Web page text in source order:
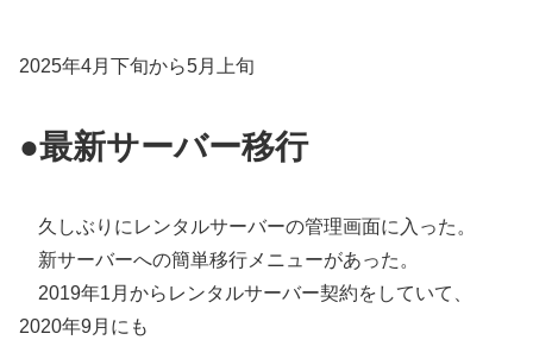
2025年4月下旬から5月上旬
●最新サーバー移行
久しぶりにレンタルサーバーの管理画面に入った。
新サーバーへの簡単移行メニューがあった。
2019年1月からレンタルサーバー契約をしていて、
2020年9月にも